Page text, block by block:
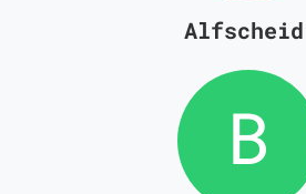
Alfscheid